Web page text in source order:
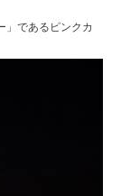
」であるピンクカ